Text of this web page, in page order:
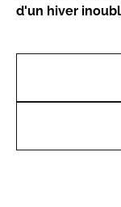
d'un hiver